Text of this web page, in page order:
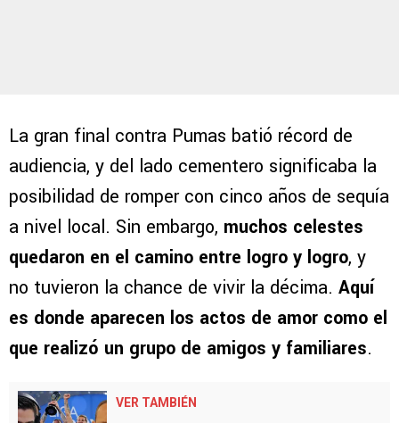
La gran final contra Pumas batió récord de
audiencia, y del lado cementero significaba la
posibilidad de romper con cinco años de sequía
a nivel local. Sin embargo, muchos celestes
quedaron en el camino entre logro y logro, y
no tuvieron la chance de vivir la décima. Aquí
es donde aparecen los actos de amor como el
que realizó un grupo de amigos y familiares.
VER TAMBIÉN